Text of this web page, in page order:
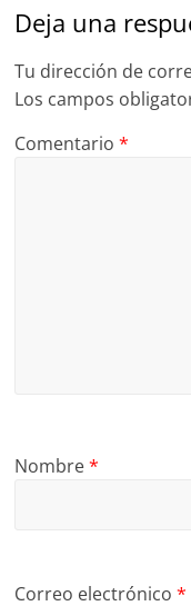
Deja una
Tu dirección de
Los campos
Comentario*
Nombre*
Correo electrónico*